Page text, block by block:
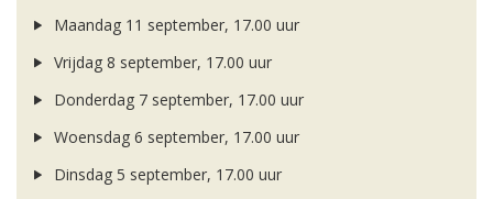
Maandag 11 september, 17.00 uur
Vrijdag 8 september, 17.00 uur
Donderdag 7 september, 17.00 uur
Woensdag 6 september, 17.00 uur
Dinsdag 5 september, 17.00 uur